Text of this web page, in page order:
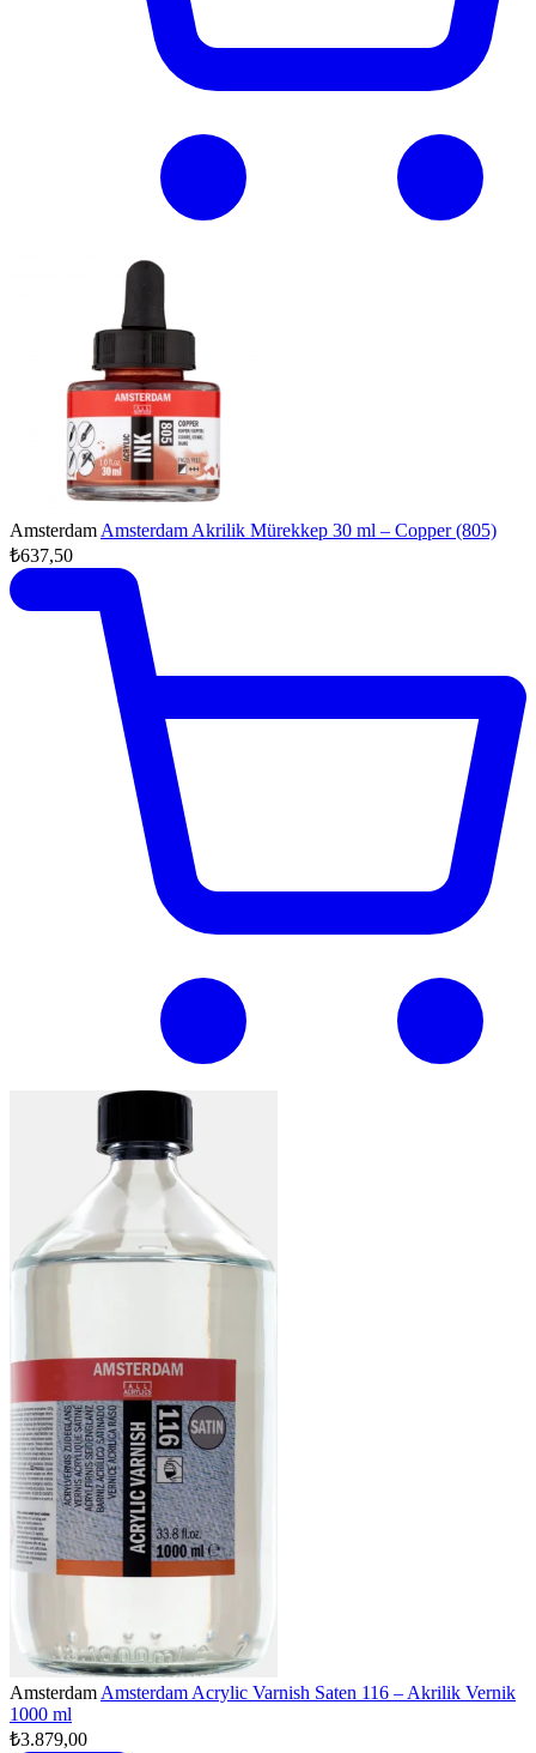
Amsterdam Amsterdam Akrilik Mürekkep 30 ml – Copper (805)
₺637,50
Amsterdam Amsterdam Acrylic Varnish Saten 116 – Akrilik Vernik
1000 ml
₺3.879,00